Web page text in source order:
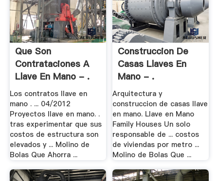
Que Son
Contrataciones A
Llave En Mano - .
Los contratos llave en
mano . ... 04/2012
Proyectos llave en mano. .
tras experimentar que sus
costos de estructura son
elevados y ... Molino de
Bolas Que Ahorra ...
Construccion De
Casas Llaves En
Mano - .
Arquitectura y
construccion de casas llave
en mano. Llave en Mano
Family Houses Un solo
responsable de ... costos
de viviendas por metro ...
Molino de Bolas Que ...